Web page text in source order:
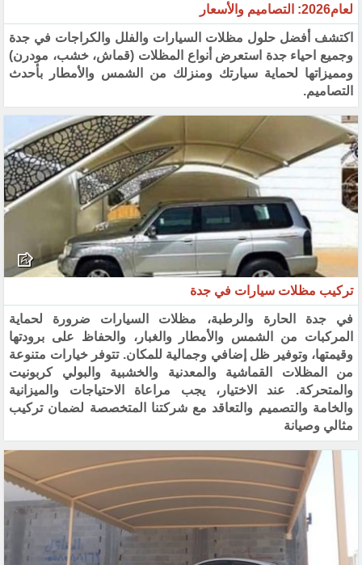
لعام2026: التصاميم والأسعار
اكتشف أفضل حلول مظلات السيارات والفلل والكراجات في جدة
وجميع احياء جدة استعرض أنواع المظلات (قماش، خشب، مودرن)
ومميزاتها لحماية سيارتك ومنزلك من الشمس والأمطار بأحدث
التصاميم.
تركيب مظلات سيارات في جدة
في جدة الحارة والرطبة، مظلات السيارات ضرورة لحماية
المركبات من الشمس والأمطار والغبار، والحفاظ على برودتها
وقيمتها، وتوفير ظل إضافي وجمالية للمكان. تتوفر خيارات متنوعة
من المظلات القماشية والمعدنية والخشبية والبولي كربونيت
والمتحركة. عند الاختيار، يجب مراعاة الاحتياجات والميزانية
والخامة والتصميم والتعاقد مع شركتنا المتخصصة لضمان تركيب
مثالي وصيانة